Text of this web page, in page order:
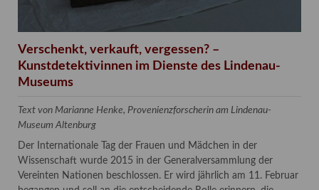
Verschenkt, verkauft, vergessen? –
Kunstdetektivinnen im Dienste des Lindenau-
Museums
Text von Marianne Henke, Provenienzforscherin am Lindenau-
Museum Altenburg
Der Internationale Tag der Frauen und Mädchen in der
Wissenschaft wurde 2015 in der Generalversammlung der
Vereinten Nationen beschlossen. Er wird jährlich am 11. Februar